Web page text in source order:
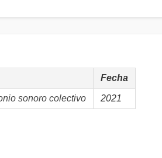
Fecha
sonoro colectivo 2021